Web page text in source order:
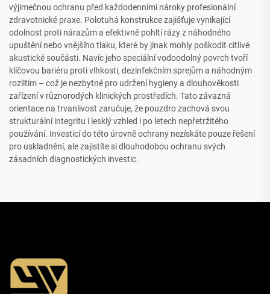
výjimečnou ochranu před každodenními nároky profesionální
zdravotnické praxe. Polotuhá konstrukce zajišťuje vynikající
odolnost proti nárazům a efektivně pohltí rázy z náhodného
upuštění nebo vnějšího tlaku, které by jinak mohly poškodit citlivé
akustické součásti. Navíc jeho speciální vodoodolný povrch tvoří
klíčovou bariéru proti vlhkosti, dezinfekčním sprejům a náhodným
rozlitím – což je nezbytné pro udržení hygieny a dlouhověkosti
zařízení v různorodých klinických prostředích. Tato závazná
orientace na trvanlivost zaručuje, že pouzdro zachová svou
strukturální integritu i lesklý vzhled i po letech nepřetržitého
používání. Investicí do této úrovně ochrany nezískáte pouze řešení
pro uskladnění, ale zajistíte si dlouhodobou ochranu svých
zásadních diagnostických investic.